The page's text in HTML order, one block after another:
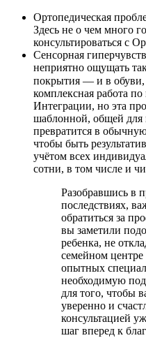
Ортопедическая
Здесь не о чем много
консультироваться с
Сенсорная
неприятно ощущать
покрытия — и в обуви,
комплексная работа
Интеграции, но эта
шаблонной, общей для
превратится в
чтобы быть
учётом всех
сотни, в том числе и
Разобравшись в
последствиях,
обратиться за
вы заметили
ребенка, не
семейном
опытных
необходимую
для того, чтобы
уверенно и
консультацией
шаг вперед к